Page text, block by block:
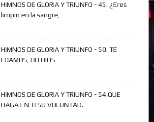
HIMNOS DE GLORIA Y TRIUNFO - 45. ¿Eres
limpio en la sangre,
HIMNOS DE GLORIA Y TRIUNFO - 50. TE
LOAMOS, HO DIOS
HIMNOS DE GLORIA Y TRIUNFO - 54.QUE
HAGA EN TI SU VOLUNTAD.